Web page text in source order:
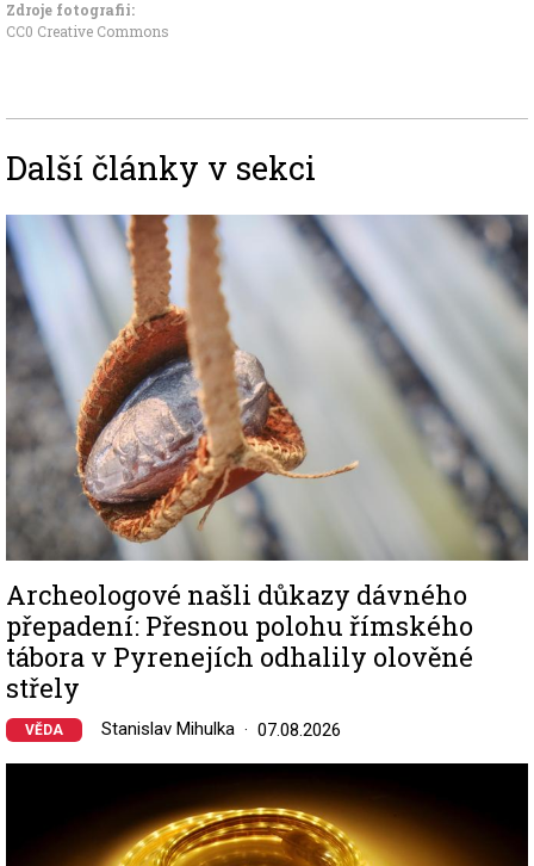
Zdroje fotografii:
CC0 Creative Commons
Další články v sekci
Image
Archeologové našli důkazy dávného
přepadení: Přesnou polohu římského
tábora v Pyrenejích odhalily olověné
střely
VĚDA Stanislav Mihulka 07.08.2026